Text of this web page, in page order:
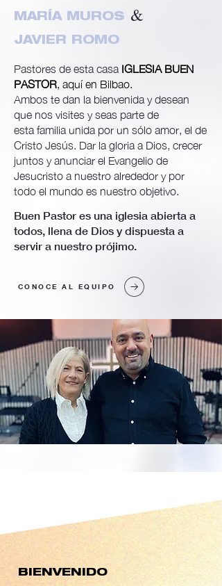
MARÍA MUROS &
JAVIER ROMO
Pastores de esta casa IGLESIA BUEN
PASTOR, aquí en Bilbao.
Ambos te dan la bienvenida y desean
que nos visites y seas parte de
esta familia unida por un sólo amor, el de
Cristo Jesús. Dar la gloria a Dios, crecer
juntos y anunciar el Evangelio de
Jesucristo a nuestro alrededor y por
todo el mundo es nuestro objetivo.
Buen Pastor es una iglesia abierta a
todos, llena de Dios y dispuesta a
servir a nuestro prójimo.
CONOCE AL EQUIPO
BIENVENIDO